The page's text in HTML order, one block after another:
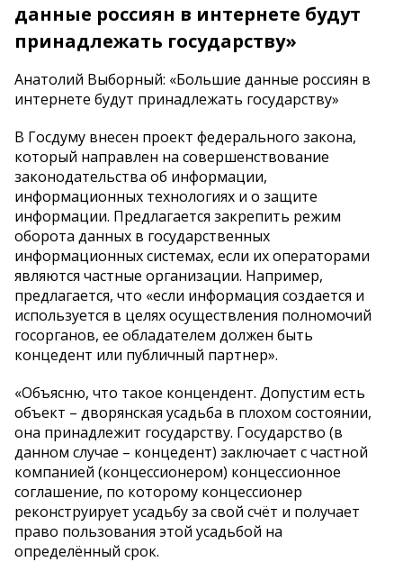
данные россиян в интернете будут
принадлежать государству»
Анатолий Выборный: «Большие данные россиян в
интернете будут принадлежать государству»
В Госдуму внесен проект федерального закона,
который направлен на совершенствование
законодательства об информации,
информационных технологиях и о защите
информации. Предлагается закрепить режим
оборота данных в государственных
информационных системах, если их операторами
являются частные организации. Например,
предлагается, что «если информация создается и
используется в целях осуществления полномочий
госорганов, ее обладателем должен быть
концедент или публичный партнер».
«Объясню, что такое концендент. Допустим есть
объект – дворянская усадьба в плохом состоянии,
она принадлежит государству. Государство (в
данном случае – концедент) заключает с частной
компанией (концессионером) концессионное
соглашение, по которому концессионер
реконструирует усадьбу за свой счёт и получает
право пользования этой усадьбой на
определённый срок.